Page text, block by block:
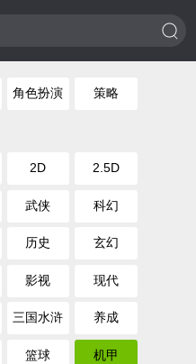
角色扮演 策略
2D 2.5D
武侠 科幻
历史 玄幻
影视 现代
三国水浒 养成
篮球 机甲